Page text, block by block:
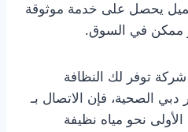
يحصل على خدمة موثوقة
ممكن في السوق.
توفر لك النظافة
دبي الصحية، فإن الاتصال بـ
نحو مياه نظيفة